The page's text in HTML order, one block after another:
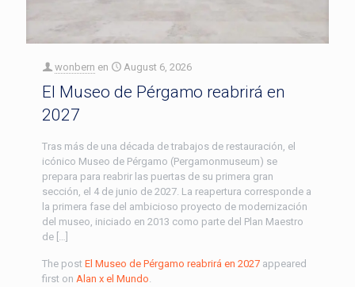
wonbern en August 6, 2026
El Museo de Pérgamo reabrirá en
2027
Tras más de una década de trabajos de restauración, el
icónico Museo de Pérgamo (Pergamonmuseum) se
prepara para reabrir las puertas de su primera gran
sección, el 4 de junio de 2027. La reapertura corresponde a
la primera fase del ambicioso proyecto de modernización
del museo, iniciado en 2013 como parte del Plan Maestro
de […]
The post El Museo de Pérgamo reabrirá en 2027 appeared
first on Alan x el Mundo.